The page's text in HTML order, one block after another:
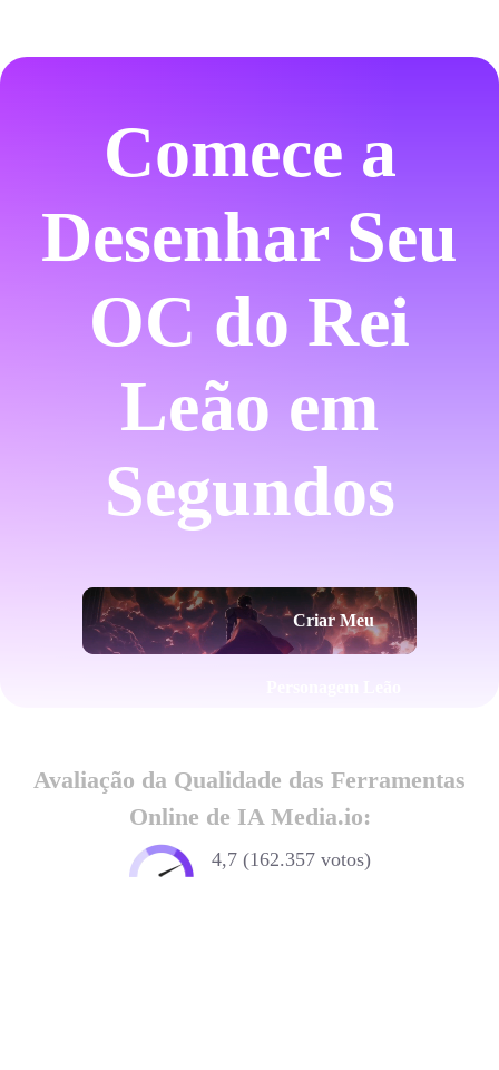
Comece a
Desenhar Seu
OC do Rei
Leão em
Segundos
Criar Meu
Avaliação da Qualidade das Ferramentas
Online de IA Media.io:
4,7 (162.357 votos)